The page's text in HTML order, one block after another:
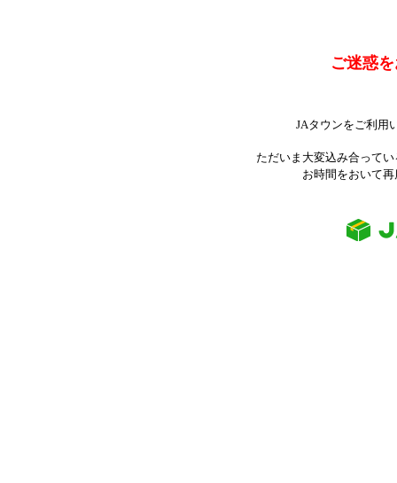
ご迷惑
JAタウンをご利用
ただいま大変込み合って
お時間をおいて